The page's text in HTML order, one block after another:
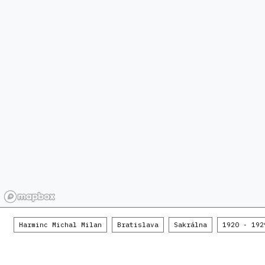
Harminc Michal Milan Bratislava Sakrálna 1920 -